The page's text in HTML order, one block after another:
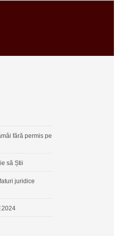
fără permis pe
să Știi
juridice